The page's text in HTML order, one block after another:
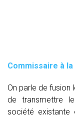
Commissaire à
On parle de fusion
de transmettre
société